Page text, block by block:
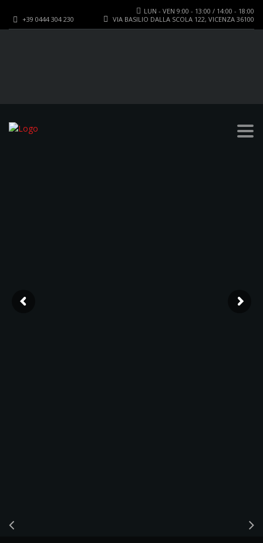
LUN - VEN 9:00 - 13:00 / 14:00 - 18:00
VIA BASILIO DALLA SCOLA 122, VICENZA 36100
+39 0444 304 230